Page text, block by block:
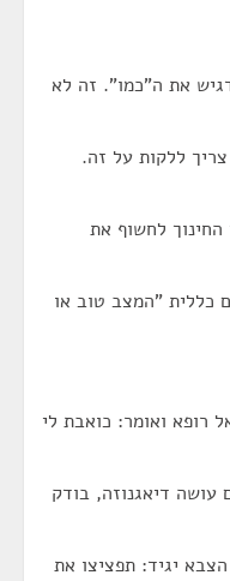
את ה"כמו". זה לא
ללקות על זה.
החינוך לחשוף את
כללית "המצב טוב או
ואומר: כואבת לי
עושה דיאגנוזה, בודק
יגיד: תפציצו את